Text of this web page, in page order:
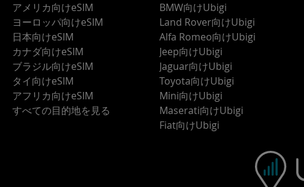
アメリカ向けeSIM
ヨーロッパ向けeSIM
日本向けeSIM
カナダ向けeSIM
ブラジル向けeSIM
タイ向けeSIM
アフリカ向けeSIM
すべての目的地を見る
BMW向けUbigi
Land Rover向けUbigi
Alfa Romeo向けUbigi
Jeep向けUbigi
Jaguar向けUbigi
Toyota向けUbigi
Mini向けUbigi
Maserati向けUbigi
Fiat向けUbigi